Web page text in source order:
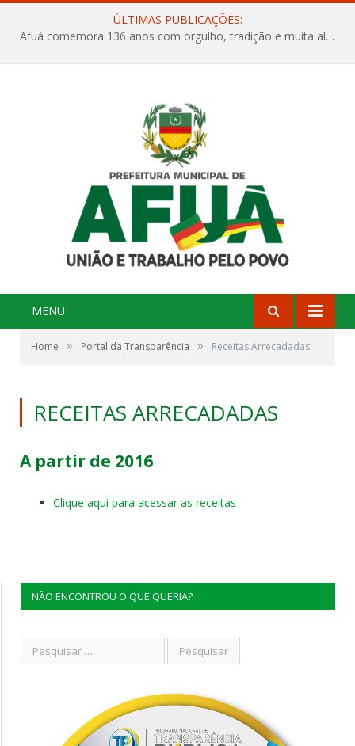
ÚLTIMAS PUBLICAÇÕES:
Afuá comemora 136 anos com orgulho, tradição e muita alegria na Quadra Dr. Nelson Salomão
MENU
Home » Portal da Transparência » Receitas Arrecadadas
RECEITAS ARRECADADAS
A partir de 2016
Clique aqui para acessar as receitas
NÃO ENCONTROU O QUE QUERIA?